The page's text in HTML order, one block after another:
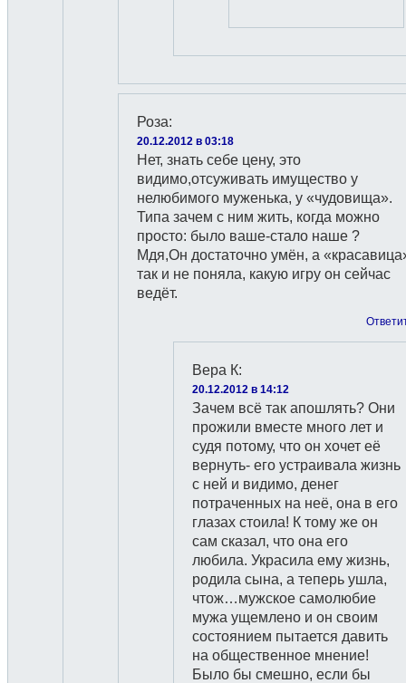
Роза:
20.12.2012 в 03:18
Нет, знать себе цену, это
видимо,отсуживать имущество у
нелюбимого муженька, у «чудовища».
Типа зачем с ним жить, когда можно
просто: было ваше-стало наше ?
Мдя,Он достаточно умён, а
так и не поняла, какую игру он сейчас
ведёт.
Вера К:
20.12.2012 в 14:12
Зачем всё так апошлять? Они
прожили вместе много лет и
судя потому, что он хочет её
вернуть- его устраивала жизнь
с ней и видимо, денег
потраченных на неё, она в его
глазах стоила! К тому же он
сам сказал, что она его
любила. Украсила ему жизнь,
родила сына, а теперь ушла,
чтож…мужское самолюбие
мужа ущемлено и он своим
состоянием пытается давить
на общественное мнение!
Было бы смешно, если бы